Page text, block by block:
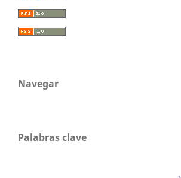
Navegar
Palabras clave